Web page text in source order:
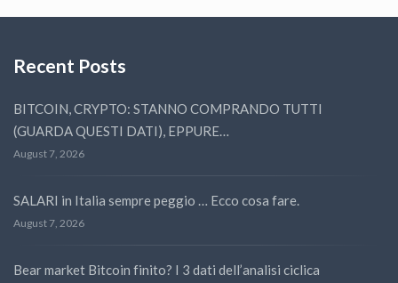
Recent Posts
BITCOIN, CRYPTO: STANNO COMPRANDO TUTTI
(GUARDA QUESTI DATI), EPPURE…
August 7, 2026
SALARI in Italia sempre peggio … Ecco cosa fare.
August 7, 2026
Bear market Bitcoin finito? I 3 dati dell’analisi ciclica